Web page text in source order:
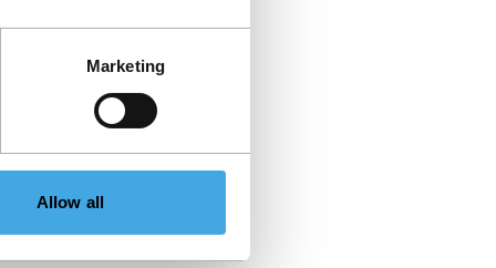
Marketing
Allow all